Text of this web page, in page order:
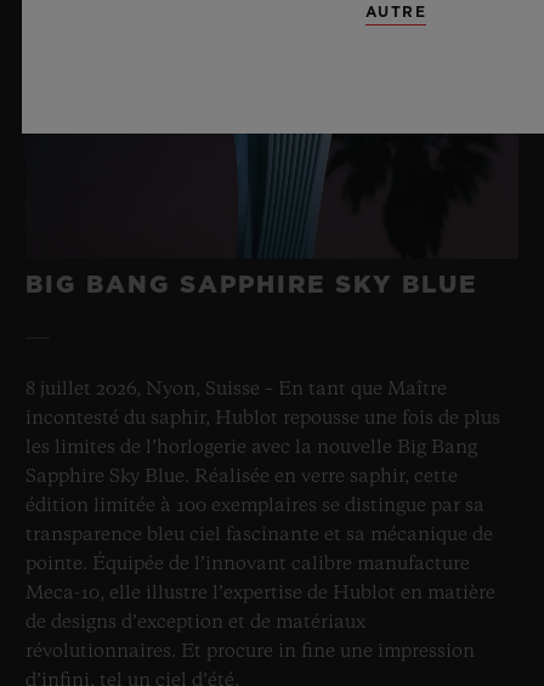
BIG BANG SAPPHIRE SKY BLUE
8 juillet 2026, Nyon, Suisse – En tant que Maître
incontesté du saphir, Hublot repousse une fois de plus
les limites de l’horlogerie avec la nouvelle Big Bang
Sapphire Sky Blue. Réalisée en verre saphir, cette
édition limitée à 100 exemplaires se distingue par sa
transparence bleu ciel fascinante et sa mécanique de
pointe. Équipée de l’innovant calibre manufacture
Meca-10, elle illustre l’expertise de Hublot en matière
de designs d’exception et de matériaux
révolutionnaires. Et procure in fine une impression
d’infini, tel un ciel d’été.
AUTRE